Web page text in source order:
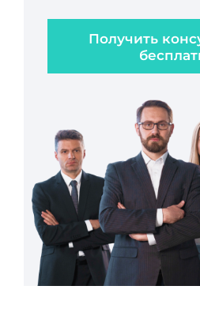
Получить